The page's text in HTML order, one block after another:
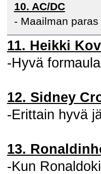
10. AC/DC
- Maailman
11. Heikki
-Hyvä
12. Sidney
-Erittain hyvä
13.
-Kun